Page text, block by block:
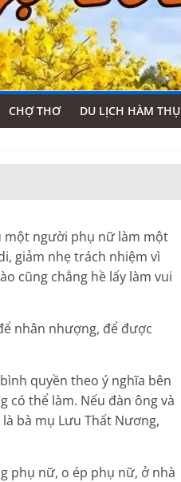
CHỢ THƠ DU LỊCH HÀM THỤ
một người phụ nữ làm một
giảm nhẹ trách nhiệm vì
cũng chẳng hề lấy làm vui
nhân nhượng, để được
quyền theo ý nghĩa bên
có thể làm. Nếu đàn ông và
bà mụ Lưu Thất Nương,
phụ nữ, o ép phụ nữ, ở nhà